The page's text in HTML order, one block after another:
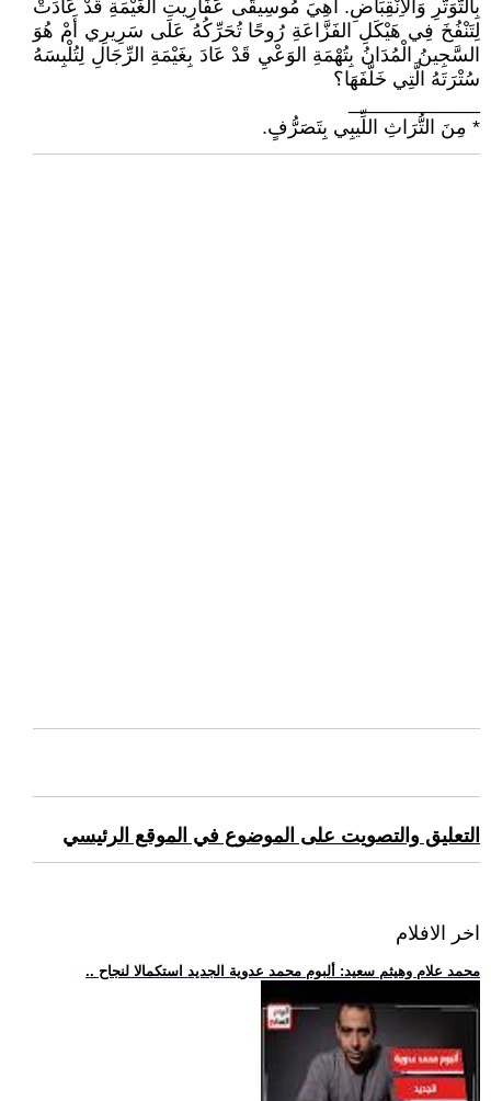
بِالتَّوَتُّرِ وَالاِنْقِبَاضِ. أَهِيَ مُوسِيقَى عَفَارِيتِ الغَيْمَةِ قَدْ عَادَتْ
لِتَنْفُخَ فِي هَيْكَلِ الفَزَّاعَةِ رُوحًا تُحَرِّكُهُ عَلَى سَرِيرِي أَمْ هُوَ
السَّجِينُ الْمُدَانُ بِتُهْمَةِ الوَعْيِ قَدْ عَادَ بِغَيْمَةِ الرِّجَالِ لِتُلْبِسَهُ
سُتْرَتَهُ الَّتِي خَلَّفَهَا؟
____________
* مِنَ التُّرَاثِ اللِّيبِي بِتَصَرُّفٍ.
التعليق والتصويت على الموضوع في الموقع الرئيسي
اخر الافلام
.. محمد علام وهيثم سعيد: ألبوم محمد عدوية الجديد استكمالا لنجاح